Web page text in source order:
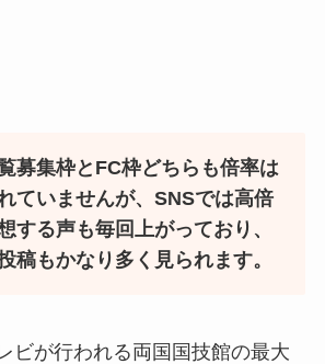
募集枠とFC枠どちらも倍率は
ていませんが、SNSでは高倍
する声も毎回上がっており、
稿もかなり多く見られます。
ビが行われる両国国技館の最大